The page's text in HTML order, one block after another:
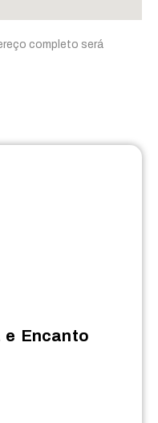
completo será
e Encanto